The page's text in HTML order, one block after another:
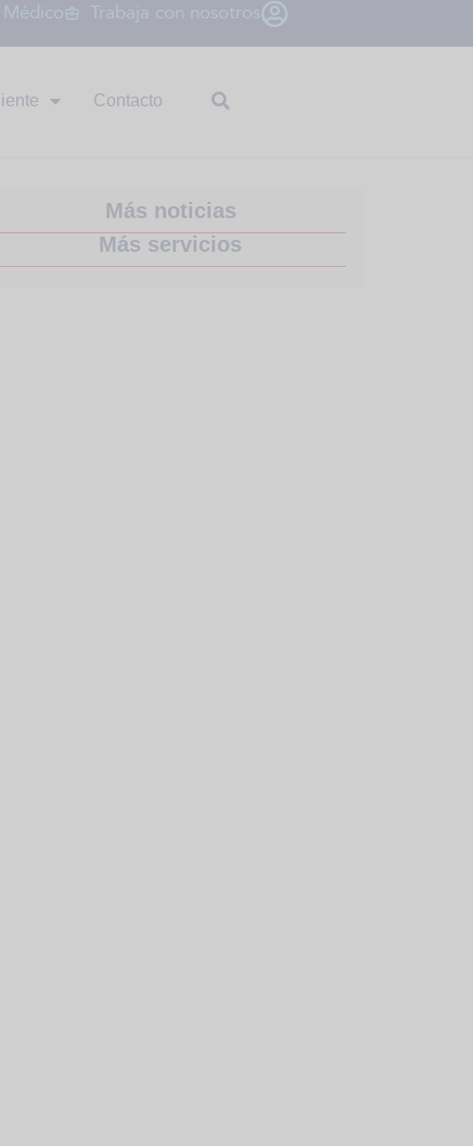
Trabaja con nosotros
Contacto
Más noticias
Más servicios